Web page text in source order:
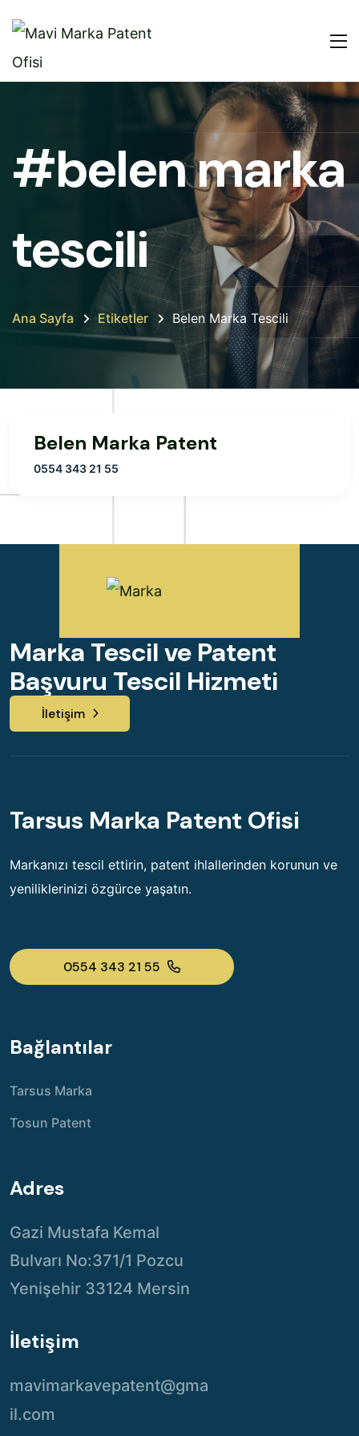
#belen marka
tescili
Ana Sayfa Etiketler Belen Marka Tescili
Belen Marka Patent
0554 343 21 55
Marka Tescil ve Patent
Başvuru Tescil Hizmeti
İletişim
Tarsus Marka Patent Ofisi
Markanızı tescil ettirin, patent ihlallerinden korunun ve
yeniliklerinizi özgürce yaşatın.
0554 343 21 55
Bağlantılar
Tarsus Marka
Tosun Patent
Adres
Gazi Mustafa Kemal
Bulvarı No:371/1 Pozcu
Yenişehir 33124 Mersin
İletişim
mavimarkavepatent@gma
il.com